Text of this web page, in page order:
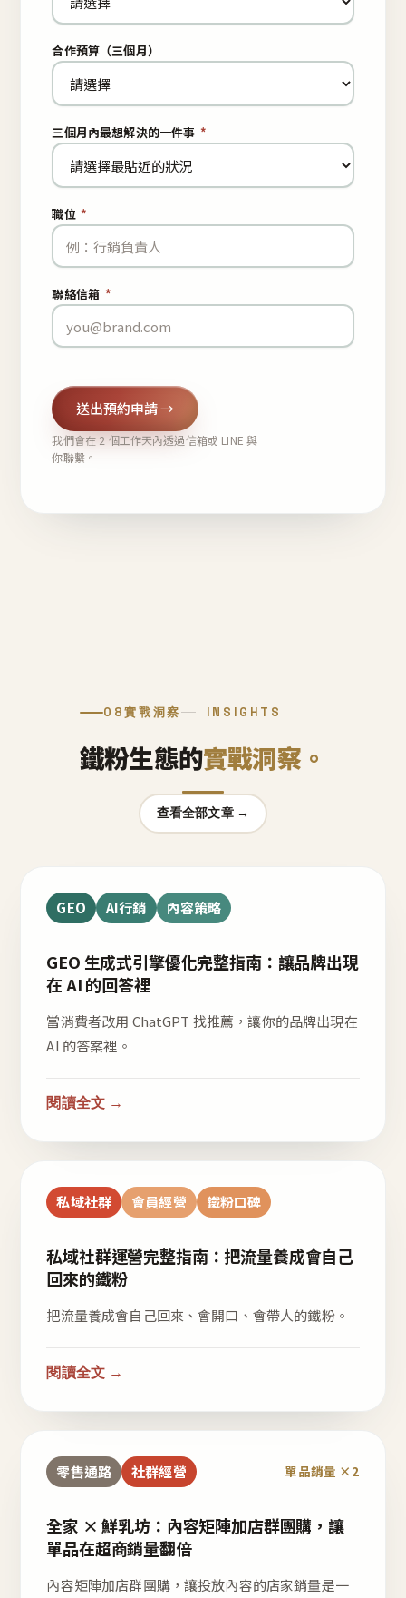
合作預算（三個月）
三個月內最想解決的一件事 *
職位 *
聯絡信箱 *
送出預約申請 →
我們會在 2 個工作天內透過信箱或 LINE 與
你聯繫。
08實戰洞察 INSIGHTS
鐵粉生態的實戰洞察。
查看全部文章 →
GEO AI行銷 內容策略
GEO 生成式引擎優化完整指南：讓品牌出現
在 AI 的回答裡
當消費者改用 ChatGPT 找推薦，讓你的品牌出現在
AI 的答案裡。
閱讀全文 →
私域社群 會員經營 鐵粉口碑
私域社群運營完整指南：把流量養成會自己
回來的鐵粉
把流量養成會自己回來、會開口、會帶人的鐵粉。
閱讀全文 →
零售通路 社群經營 單品銷量 ×2
全家 × 鮮乳坊：內容矩陣加店群團購，讓
單品在超商銷量翻倍
內容矩陣加店群團購，讓投放內容的店家銷量是一